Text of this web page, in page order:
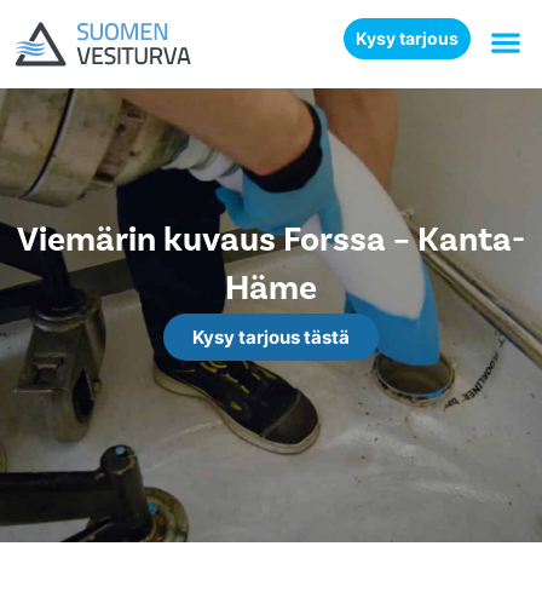
Kysy tarjous
Viemärin kuvaus Forssa – Kanta-
Häme
Kysy tarjous tästä